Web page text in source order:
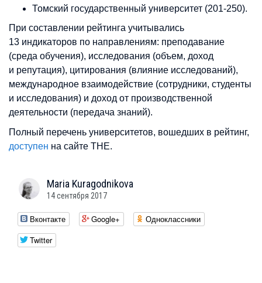
Томский государственный университет (201-250).
При составлении рейтинга учитывались
13 индикаторов по направлениям: преподавание
(среда обучения), исследования (объем, доход
и репутация), цитирования (влияние исследований),
международное взаимодействие (сотрудники, студенты
и исследования) и доход от производственной
деятельности (передача знаний).
Полный перечень университетов, вошедших в рейтинг,
доступен на сайте THE.
Maria Kuragodnikova
14 сентября 2017
Вконтакте Google+
Одноклассники
Twitter